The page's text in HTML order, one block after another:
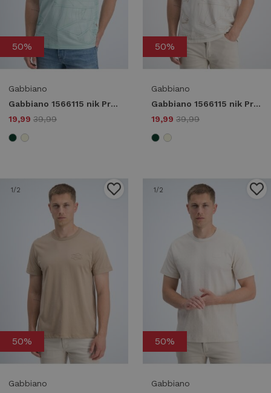
50%
Gabbiano
Gabbiano 1566115 nik Print T-shirts 2566 bay green
19,99 39,99
50%
Gabbiano
Gabbiano 1566115 nik Print T-shirts 989 dune sand
19,99 39,99
1/2
50%
Gabbiano
1/2
50%
Gabbiano